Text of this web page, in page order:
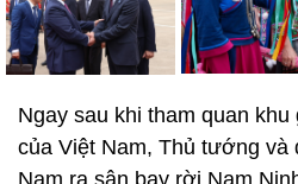
Ngay sau khi tham quan
của Việt Nam, Thủ tướng và